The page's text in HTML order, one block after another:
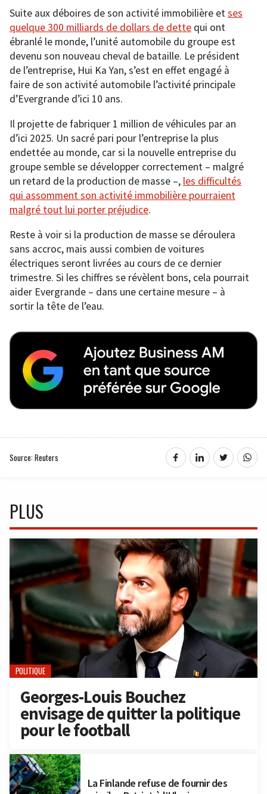
Suite aux déboires de son activité immobilière etses
quelque 300 milliards de dollars de dette qui ont
ébranlé le monde, l’unité automobile du groupe est
devenu son nouveau cheval de bataille. Le président
de l’entreprise, Hui Ka Yan, s’est en effet engagé à
faire de son activité automobile l’activité principale
d’Evergrande d’ici 10 ans.
Il projette de fabriquer 1 million de véhicules par an
d’ici 2025. Un sacré pari pour l’entreprise la plus
endettée au monde, car si la nouvelle entreprise du
groupe semble se développer correctement – malgré
un retard de la production de masse –, les difficultés
qui assomment son activité immobilière pourraient
malgré tout lui porter préjudice.
Reste à voir si la production de masse se déroulera
sans accroc, mais aussi combien de voitures
électriques seront livrées au cours de ce dernier
trimestre. Si les chiffres se révèlent bons, cela pourrait
aider Evergrande – dans une certaine mesure – à
sortir la tête de l’eau.
Source: Reuters
PLUS
POLITIQUE
Georges-Louis Bouchez
envisage de quitter la politique
pour le football
La Finlande refuse de fournir des